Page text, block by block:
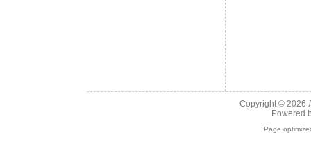
Copyright © 2026
Powered
Page